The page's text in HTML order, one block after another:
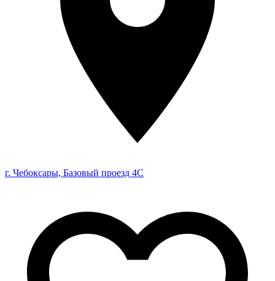
г. Чебоксары, Базовый проезд 4С